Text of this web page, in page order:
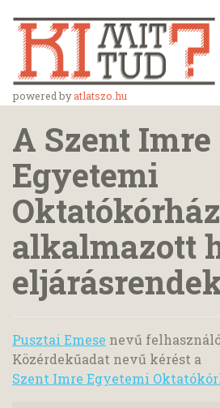
powered byatlatszo.hu
A Szent Imre
Egyetemi
alkalmazott
Pusztai Emese nevű
Közérdekűadat nevű kérést a
Szent Imre Egyetemi